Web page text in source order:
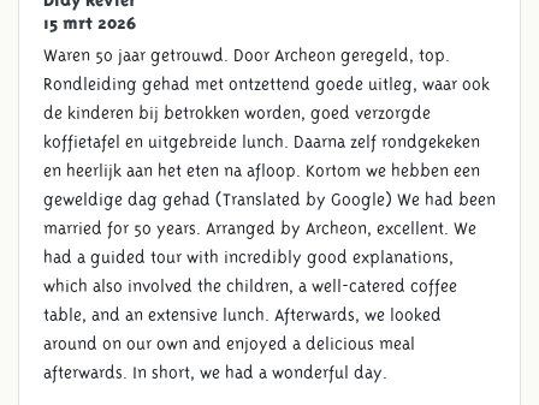
15 mrt 2026
Waren 50 jaar getrouwd. Door Archeon geregeld, top.
Rondleiding gehad met ontzettend goede uitleg, waar ook
de kinderen bij betrokken worden, goed verzorgde
koffietafel en uitgebreide lunch. Daarna zelf rondgekeken
en heerlijk aan het eten na afloop. Kortom we hebben een
geweldige dag gehad (Translated by Google) We had been
married for 50 years. Arranged by Archeon, excellent. We
had a guided tour with incredibly good explanations,
which also involved the children, a well-catered coffee
table, and an extensive lunch. Afterwards, we looked
around on our own and enjoyed a delicious meal
afterwards. In short, we had a wonderful day.